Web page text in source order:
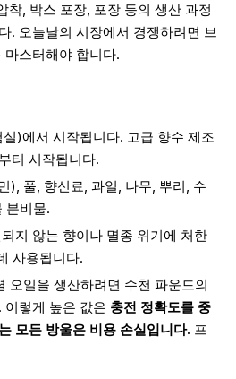
착, 박스 포장, 포장 등의 생산 과정
. 오늘날의 시장에서 경쟁하려면 브
마스터해야 합니다.
)에서 시작됩니다. 고급 향수 제조
터 시작됩니다.
), 풀, 향신료, 과일, 나무, 뿌리, 수
분비물.
지 않는 향이나 멸종 위기에 처한
사용됩니다.
오일을 생산하려면 수천 파운드의
이렇게 높은 값은 충전 정확도를 중
모든 방울은 비용 손실입니다. 프